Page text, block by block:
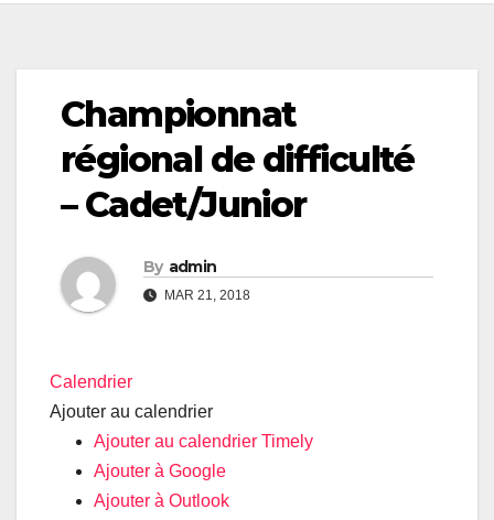
Championnat
régional de difficulté
– Cadet/Junior
By admin
MAR 21, 2018
Calendrier
Ajouter au calendrier
Ajouter au calendrier Timely
Ajouter à Google
Ajouter à Outlook